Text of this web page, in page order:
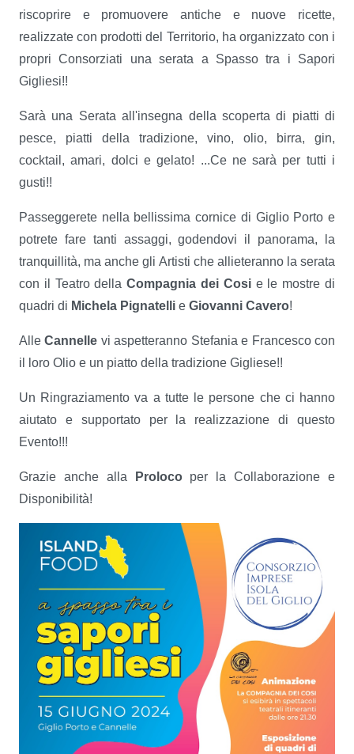
riscoprire e promuovere antiche e nuove ricette,
realizzate con prodotti del Territorio, ha organizzato con i
propri Consorziati una serata a Spasso tra i Sapori
Gigliesi!!
Sarà una Serata all'insegna della scoperta di piatti di
pesce, piatti della tradizione, vino, olio, birra, gin,
cocktail, amari, dolci e gelato! ...Ce ne sarà per tutti i
gusti!!
Passeggerete nella bellissima cornice di Giglio Porto e
potrete fare tanti assaggi, godendovi il panorama, la
tranquillità, ma anche gli Artisti che allieteranno la serata
con il Teatro dellaCompagnia dei Cosie le mostre di
quadri di Michela Pignatelli e Giovanni Cavero!
AlleCannelle vi aspetteranno Stefania e Francesco con
il loro Olio e un piatto della tradizione Gigliese!!
Un Ringraziamento va a tutte le persone che ci hanno
aiutato e supportato per la realizzazione di questo
Evento!!!
Grazie anche alla Prolocoper la Collaborazione e
Disponibilità!